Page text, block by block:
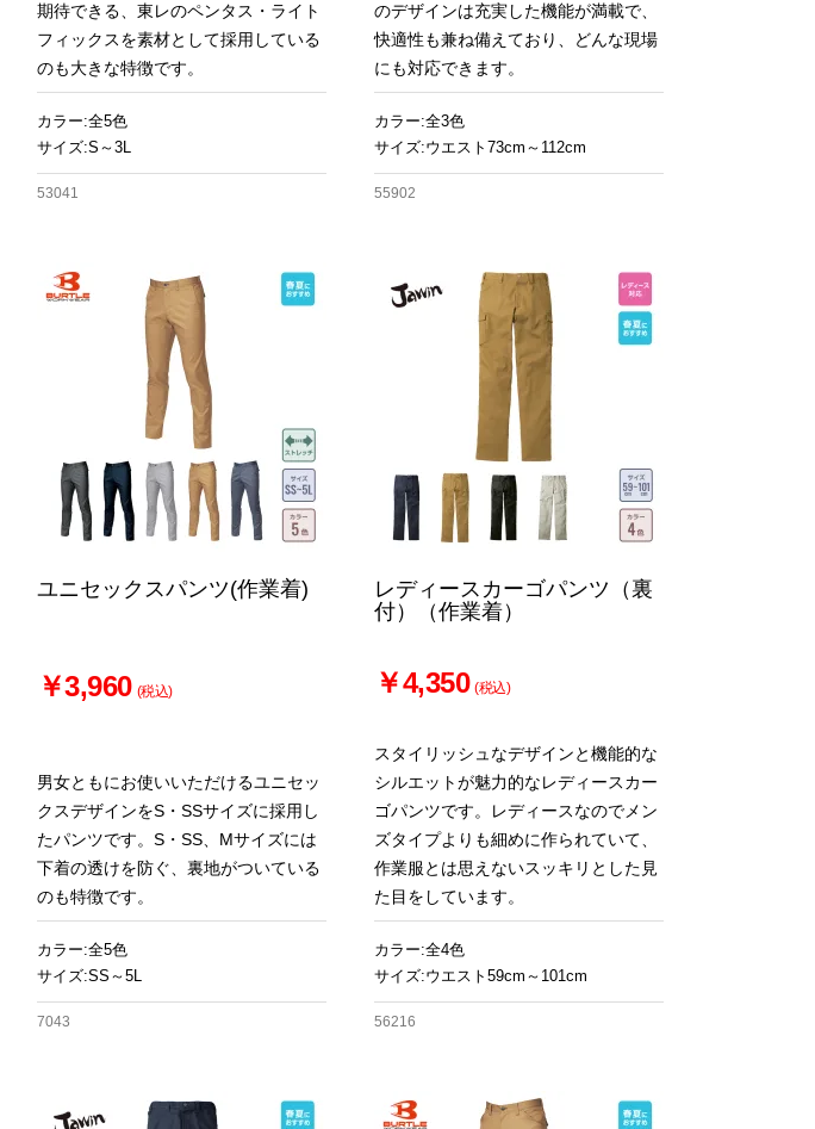
期待できる、東レのペンタス・ライト
フィックスを素材として採用している
のも大きな特徴です。
カラー:全5色
サイズ:S～3L
53041
のデザインは充実した機能が満載で、
快適性も兼ね備えており、どんな現場
にも対応できます。
カラー:全3色
サイズ:ウエスト73cm～112cm
55902
ユニセックスパンツ(作業着)
￥3,960 (税込)
男女ともにお使いいただけるユニセッ
クスデザインをS・SSサイズに採用し
たパンツです。S・SS、Mサイズには
下着の透けを防ぐ、裏地がついている
のも特徴です。
カラー:全5色
サイズ:SS～5L
7043
レディースカーゴパンツ（裏
付）（作業着）
￥4,350 (税込)
スタイリッシュなデザインと機能的な
シルエットが魅力的なレディースカー
ゴパンツです。レディースなのでメン
ズタイプよりも細めに作られていて、
作業服とは思えないスッキリとした見
た目をしています。
カラー:全4色
サイズ:ウエスト59cm～101cm
56216
カートへ進む